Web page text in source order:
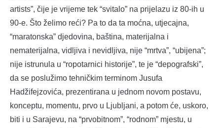
artists”, čije je vrijeme tek “svitalo” na prijelazu iz 80-ih u
90-e. Što želimo reći? Pa to da ta moćna, utjecajna,
“maratonska” djedovina, baština, materijalna i
nematerijalna, vidljiva i nevidljiva, nije “mrtva”, “ubijena”;
nije istrunula u “ropotarnici historije”, te je “depografski”,
da se poslužimo tehničkim terminom Jusufa
Hadžifejzovića, prezentirana u jednom novom postavu,
konceptu, momentu, prvo u Ljubljani, a potom će, uskoro,
biti i u Sarajevu, na “prvobitnom”, “rodnom” mjestu, u